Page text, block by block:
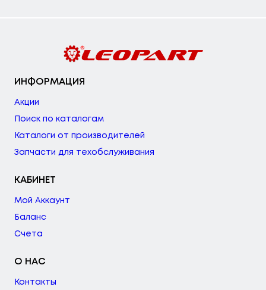
ИНФОРМАЦИЯ
Акции
Поиск по каталогам
Каталоги от производителей
Запчасти для техобслуживания
КАБИНЕТ
Мой Аккаунт
Баланс
Счета
О НАС
Контакты